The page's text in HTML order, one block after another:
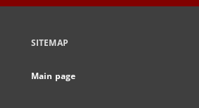
SITEMAP
Main page